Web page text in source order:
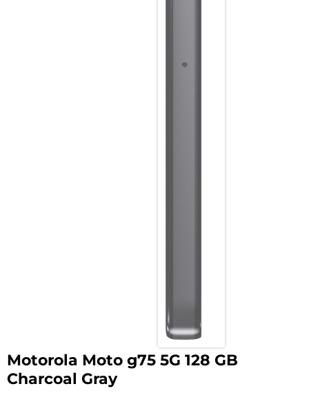
Motorola Moto g75 5G 128 GB
Charcoal Gray